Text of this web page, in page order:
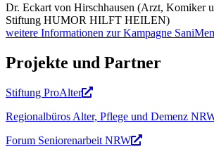
Dr. Eckart von Hirschhausen (Arzt, Komiker
Stiftung HUMOR HILFT HEILEN)
weitere Informationen zur Kampagne
Projekte und Partner
Stiftung ProAlter
Regionalbüros Alter, Pflege und Demenz
Forum Seniorenarbeit NRW